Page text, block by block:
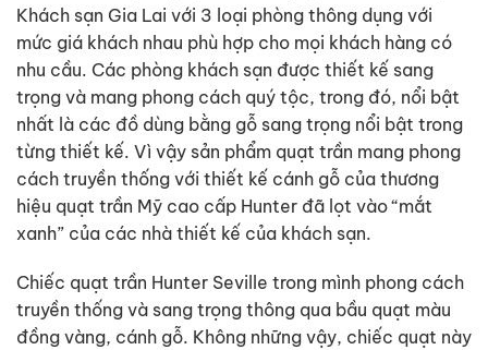
Khách sạn Gia Lai với 3 loại phòng thông dụng với
mức giá khách nhau phù hợp cho mọi khách hàng có
nhu cầu. Các phòng khách sạn được thiết kế sang
trọng và mang phong cách quý tộc, trong đó, nổi bật
nhất là các đồ dùng bằng gỗ sang trọng nổi bật trong
từng thiết kế. Vì vậy sản phẩm quạt trần mang phong
cách truyền thống với thiết kế cánh gỗ của thương
hiệu quạt trần Mỹ cao cấp Hunter đã lọt vào “mắt
xanh” của các nhà thiết kế của khách sạn.
Chiếc quạt trần Hunter Seville trong mình phong cách
truyền thống và sang trọng thông qua bầu quạt màu
đồng vàng, cánh gỗ. Không những vậy, chiếc quạt này